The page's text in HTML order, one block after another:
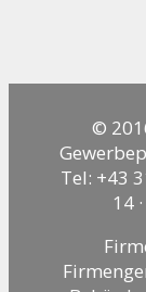
©
Tel: +43
14